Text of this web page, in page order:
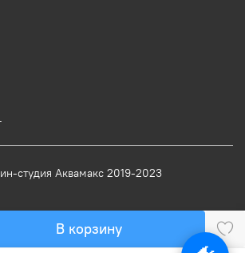
В корзину
студия Аквамакс 2019-2023